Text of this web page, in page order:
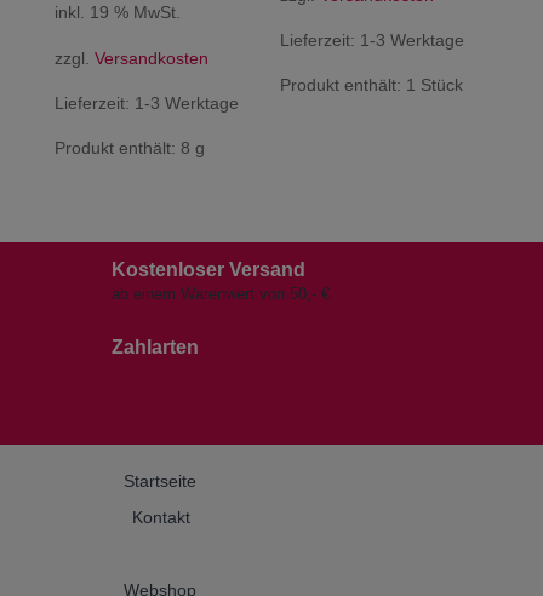
inkl. 19 % MwSt.
zzgl. Versandkosten
Lieferzeit: 1-3 Werktage
Produkt enthält: 8 g
Lieferzeit: 1-3 Werktage
Produkt enthält: 1 Stück
Kostenloser Versand
ab einem Warenwert von 50,- €.
Zahlarten
Startseite
Kontakt
Webshop